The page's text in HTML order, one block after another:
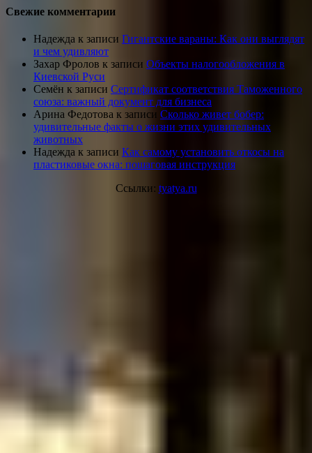
Свежие комментарии
Надежда к записи Гигантские вараны: Как они выглядят
и чем удивляют
Захар Фролов к записи Объекты налогообложения в
Киевской Руси
Семён к записи Сертификат соответствия Таможенного
союза: важный документ для бизнеса
Арина Федотова к записи Сколько живет бобер:
удивительные факты о жизни этих удивительных
животных
Надежда к записи Как самому установить откосы на
пластиковые окна: пошаговая инструкция
Ссылки: tyatya.ru